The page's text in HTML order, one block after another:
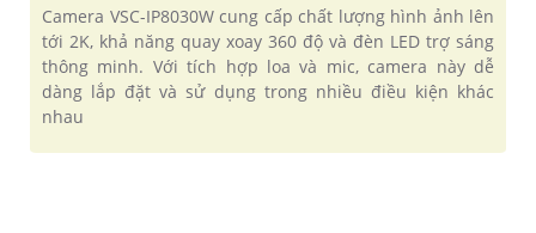
Camera VSC-IP8030W cung cấp chất lượng hình ảnh lên
tới 2K, khả năng quay xoay 360 độ và đèn LED trợ sáng
thông minh. Với tích hợp loa và mic, camera này dễ
dàng lắp đặt và sử dụng trong nhiều điều kiện khác
nhau